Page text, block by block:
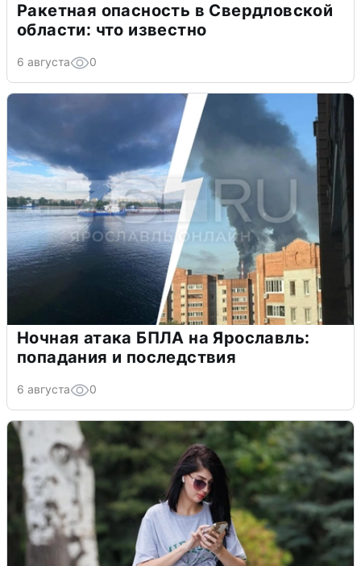
Ракетная опасность в Свердловской
области: что известно
6 августа 0
Ночная атака БПЛА на Ярославль:
попадания и последствия
6 августа 0